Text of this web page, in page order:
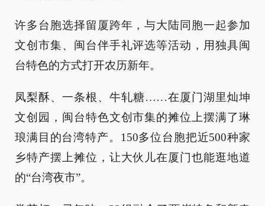
许多台胞选择留厦跨年，与大陆同胞一起参加
文创市集、闽台伴手礼评选等活动，用独具闽
台特色的方式打开农历新年。
凤梨酥、一条根、牛轧糖……在厦门湖里灿坤
文创园，闽台特色文创市集的摊位上摆满了琳
琅满目的台湾特产。150多位台胞把近500种家
乡特产摆上摊位，让大伙儿在厦门也能逛地道
的“台湾夜市”。